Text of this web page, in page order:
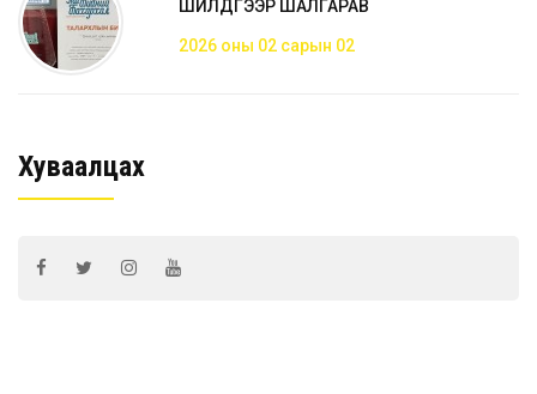
ШИЛДГЭЭР ШАЛГАРАВ
2026 оны 02 сарын 02
Хуваалцах